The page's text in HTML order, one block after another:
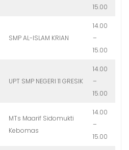
15.00
SMP AL-ISLAM KRIAN
14.00
–
15.00
UPT SMP NEGERI 11 GRESIK
14.00
–
15.00
MTs Maarif Sidomukti
Kebomas
14.00
–
15.00